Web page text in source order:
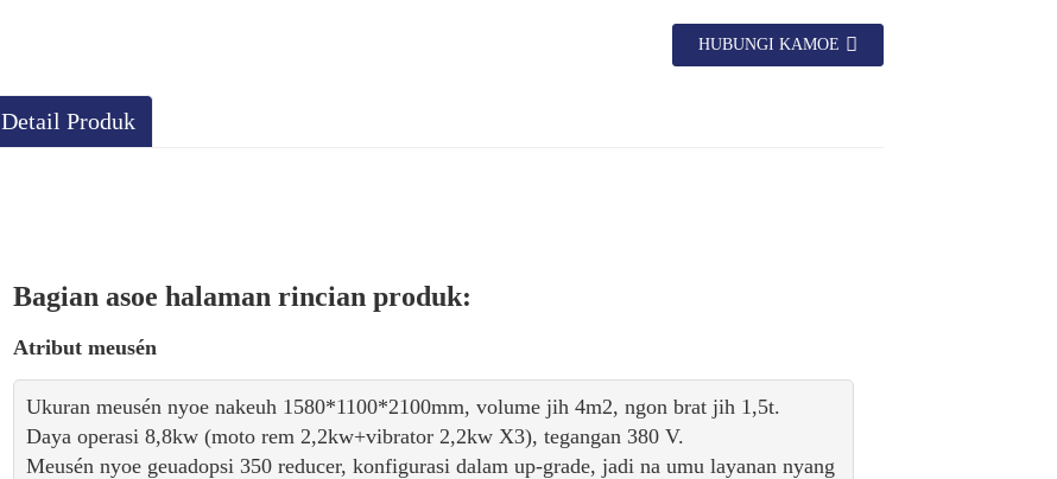
HUBUNGI KAMOE
Detail Produk
Bagian asoe halaman rincian produk:
Atribut meusén
Ukuran meusén nyoe nakeuh 1580*1100*2100mm, volume jih 4m2, ngon brat jih 1,5t.
Daya operasi 8,8kw (moto rem 2,2kw+vibrator 2,2kw X3), tegangan 380 V.
Meusén nyoe geuadopsi 350 reducer, konfigurasi dalam up-grade, jadi na umu layanan nyang